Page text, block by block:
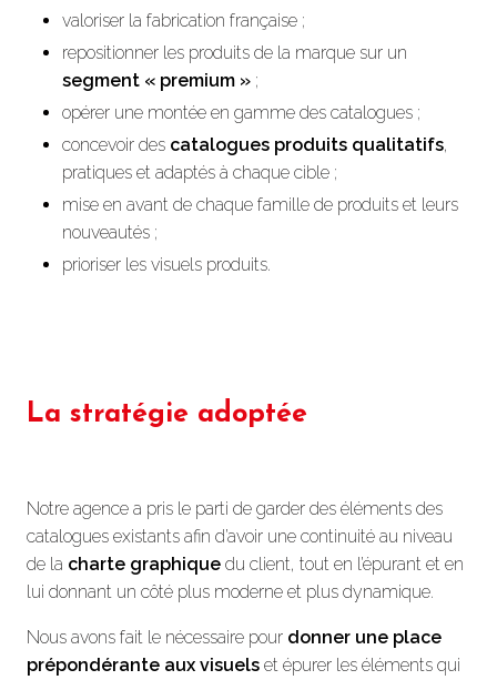
valoriser la fabrication française ;
repositionner les produits de la marque sur un
segment « premium » ;
opérer une montée en gamme des catalogues ;
concevoir des catalogues produits qualitatifs,
pratiques et adaptés à chaque cible ;
mise en avant de chaque famille de produits et leurs
nouveautés ;
prioriser les visuels produits.
La stratégie adoptée
Notre agence a pris le parti de garder des éléments des
catalogues existants afin d’avoir une continuité au niveau
de la charte graphique du client, tout en l’épurant et en
lui donnant un côté plus moderne et plus dynamique.
Nous avons fait le nécessaire pour donner une place
prépondérante aux visuels et épurer les éléments qui